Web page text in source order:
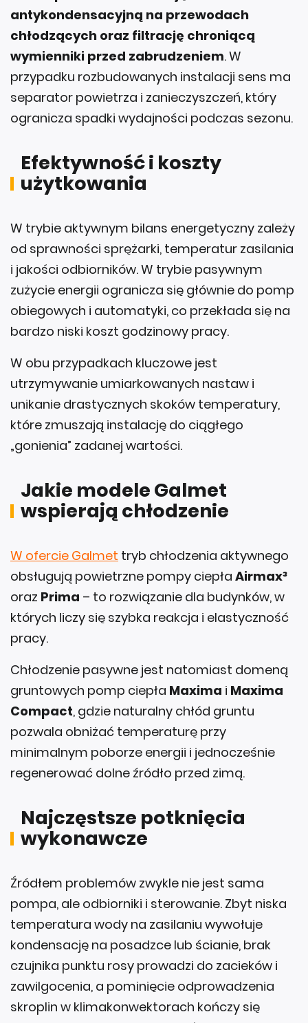
chłodzących oraz filtrację chroniącą
wymienniki przed zabrudzeniem. W
przypadku rozbudowanych instalacji sens ma
separator powietrza i zanieczyszczeń, który
ogranicza spadki wydajności podczas sezonu.
użytkowania
od sprawności sprężarki, temperatur zasilania
i jakości odbiorników. W trybie pasywnym
zużycie energii ogranicza się głównie do pomp
obiegowych i automatyki, co przekłada się na
bardzo niski koszt godzinowy pracy.
W obu przypadkach kluczowe jest
utrzymywanie umiarkowanych nastaw i
unikanie drastycznych skoków temperatury,
które zmuszają instalację do ciągłego
„gonienia” zadanej wartości.
wspierają chłodzenie
obsługują powietrzne pompy ciepłaAirmax³
oraz Prima– to rozwiązanie dla budynków, w
których liczy się szybka reakcja i elastyczność
pracy.
Chłodzenie pasywne jest natomiast domeną
gruntowych pomp ciepłaMaximaiMaxima
Compact, gdzie naturalny chłód gruntu
pozwala obniżać temperaturę przy
minimalnym poborze energii i jednocześnie
regenerować dolne źródło przed zimą.
wykonawcze
pompa, ale odbiorniki i sterowanie. Zbyt niska
temperatura wody na zasilaniu wywołuje
kondensację na posadzce lub ścianie, brak
czujnika punktu rosy prowadzi do zacieków i
zawilgocenia, a pominięcie odprowadzenia
skroplin w klimakonwektorach kończy się
mokrymi plamami i korozją. Równie kosztowny